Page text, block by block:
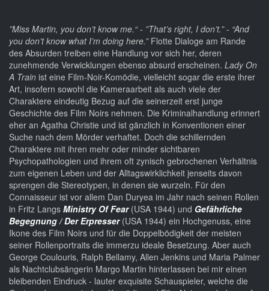
”Miss Martin, you don’t know me.“ - ”That’s right, I don’t.” - “And
you don’t know what I’m doing here.”Flotte Dialoge am Rande
des Absurden treiben eine Handlung vor sich her, deren
zunehmende Verwicklungen ebenso absurd erscheinen. Lady On
A Train ist eine Film-Noir-Komödie, vielleicht sogar die erste ihrer
Art, insofern sowohl die Kameraarbeit als auch viele der
Charaktere eindeutig Bezug auf die seinerzeit erst junge
Geschichte des Film Noirs nehmen. Die Kriminalhandlung erinnert
eher an Agatha Christie und ist gänzlich in Konventionen einer
Suche nach dem Mörder verhaftet. Doch die schillernden
Charaktere mit ihren mehr oder minder sichtbaren
Psychopathologien und ihrem oft zynisch gebrochenen Verhältnis
zum eigenen Leben und der Alltagswirklichkeit jenseits davon
sprengen die Stereotypen, in denen sie wurzeln. Für den
Connaisseur ist vor allem Dan Duryea im Jahr nach seinen Rollen
in Fritz Langs Ministry Of Fear(USA 1944) und Gefährliche
Begegnung / Der Erpresser (USA 1944) ein Hochgenuss, eine
Ikone des Film Noirs und für die Doppelbödigkeit der meisten
seiner Rollenportraits die immerzu ideale Besetzung. Aber auch
George Coulouris, Ralph Bellamy, Allen Jenkins und Maria Palmer
als Nachtclubsängerin Margo Martin hinterlassen bei mir einen
bleibenden Eindruck - lauter exquisite Schauspieler, welche die